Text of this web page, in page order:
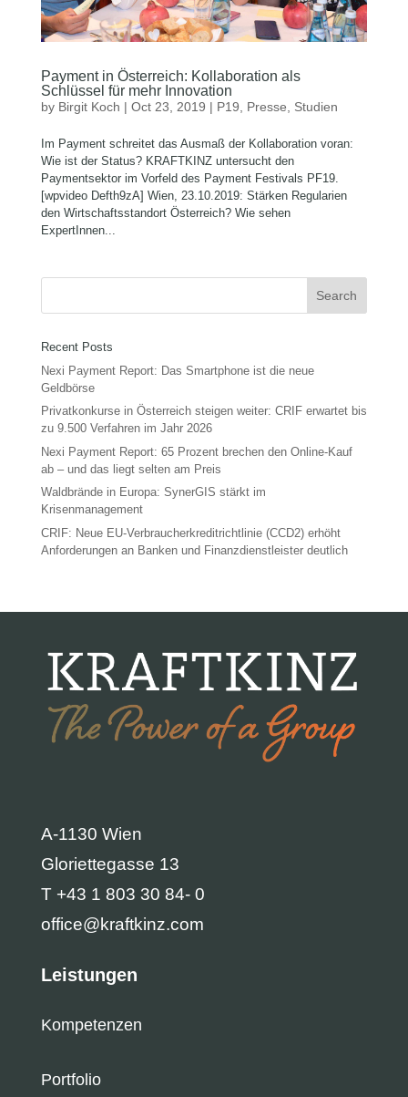
Payment in Österreich: Kollaboration als
Schlüssel für mehr Innovation
by Birgit Koch | Oct 23, 2019 | P19 Presse Studien
Im Payment schreitet das Ausmaß der Kollaboration voran:
Wie ist der Status? KRAFTKINZ untersucht den
Paymentsektor im Vorfeld des Payment Festivals PF19.
[wpvideo Defth9zA] Wien, 23.10.2019: Stärken Regularien
den Wirtschaftsstandort Österreich? Wie sehen
ExpertInnen...
Recent Posts
Nexi Payment Report: Das Smartphone ist die neue
Geldbörse
Privatkonkurse in Österreich steigen weiter: CRIF erwartet bis
zu 9.500 Verfahren im Jahr 2026
Nexi Payment Report: 65 Prozent brechen den Online-Kauf
ab – und das liegt selten am Preis
Waldbrände in Europa: SynerGIS stärkt im
Krisenmanagement
CRIF: Neue EU-Verbraucherkreditrichtlinie (CCD2) erhöht
Anforderungen an Banken und Finanzdienstleister deutlich
A-1130 Wien
Gloriettegasse 13
T +43 1 803 30 84- 0
office@kraftkinz.com
Leistungen
Kompetenzen
Portfolio